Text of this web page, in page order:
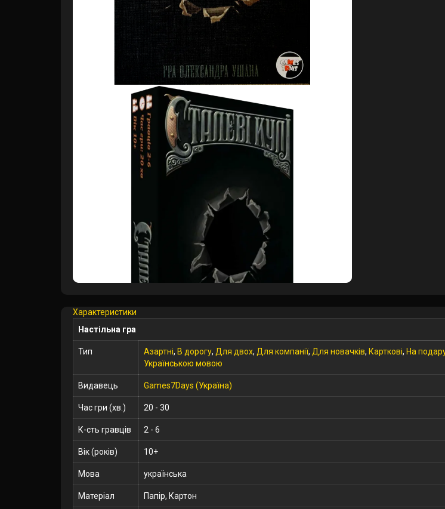
Характеристики
Настільна гра
Тип Азартні, В дорогу, Для двох, Для компанії, Для новачків, Карткові, На
Українською мовою
Видавець Games7Days (Україна)
Час гри (хв.) 20 - 30
К-сть гравців 2 - 6
Вік (років) 10+
Мова українська
Матеріал Папір, Картон